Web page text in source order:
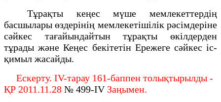
Тұрақты кеңес мүше мемлекеттердің
басшылары өздерінің мемлекетішілік рәсімдеріне
сәйкес тағайындайтын тұрақты өкілдерден
тұрады және Кеңес бекітетін Ережеге сәйкес іс-
қимыл жасайды.
Ескерту. IV-тарау 161-баппен толықтырылды -
ҚР 2011.11.28 № 499-IVЗаңымен.